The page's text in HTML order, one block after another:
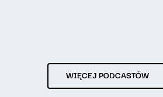
WIĘCEJ PODCASTÓW